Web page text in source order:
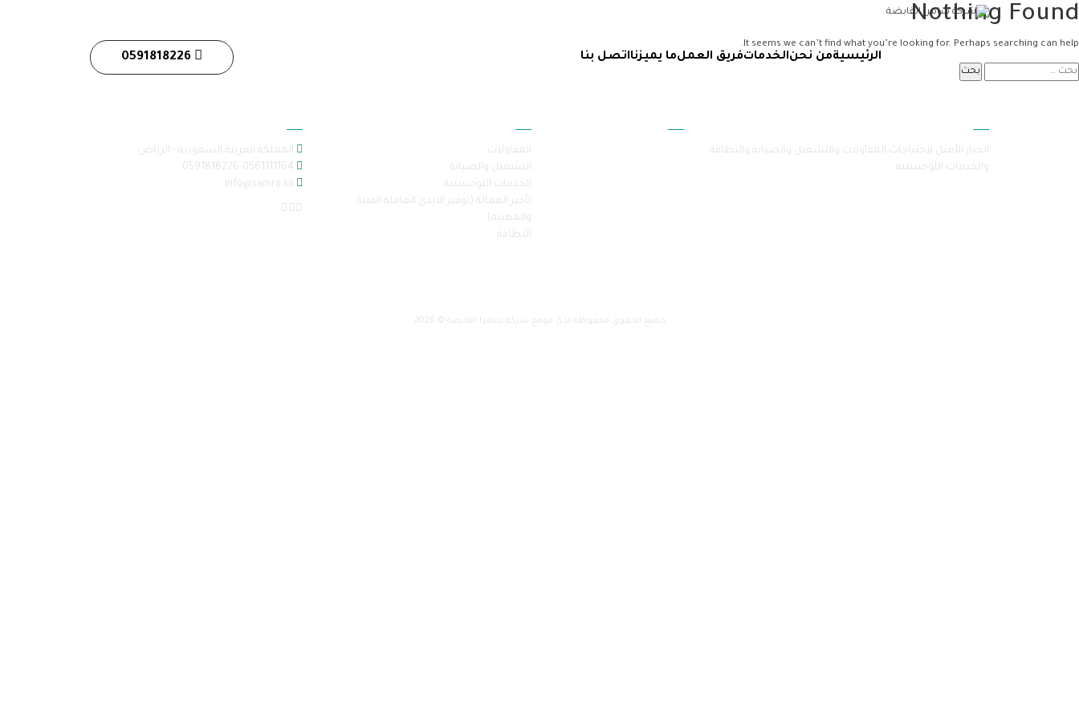
الرئيسيةمن نحنالخدماتفريق العملما يميزنااتصل بنا 0591818226
Nothing Found
It seems we can’t find what you’re looking for. Perhaps searching can help.
الخيار الأمثل لاحتياجات المقاولات والتشغيل والصيانة والنظافة
والخدمات اللوجستية
المقاولات
التشغيل والصيانة
الخدمات اللوجستية
تأجير العمالة (توفير الايدي العاملة الفنية
والمهنية)
النظافة
المملكة العربية السعودية - الرياض
info@samra.sa
جميع الحقوق محفوظة لدى موقع شركة سامرا القابضة © 2026